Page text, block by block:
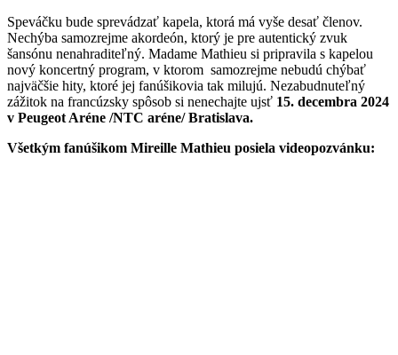
Speváčku bude sprevádzať kapela, ktorá má vyše desať členov.
Nechýba samozrejme akordeón, ktorý je pre autentický zvuk
šansónu nenahraditeľný. Madame Mathieu si pripravila s kapelou
nový koncertný program, v ktorom samozrejme nebudú chýbať
najväčšie hity, ktoré jej fanúšikovia tak milujú. Nezabudnuteľný
zážitok na francúzsky spôsob si nenechajte ujsť 15. decembra 2024
v Peugeot Aréne /NTC aréne/ Bratislava.
Všetkým fanúšikom Mireille Mathieu posiela videopozvánku: